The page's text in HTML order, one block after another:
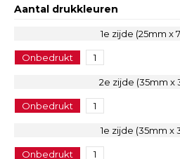
Aantal drukkleuren
1e zijde (25mm x
Onbedrukt 1
2e zijde (35mm x
Onbedrukt 1
1e zijde (35mm x
Onbedrukt 1